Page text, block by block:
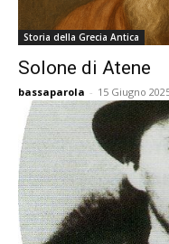
Storia della Grecia Antica
Solone di Atene
bassaparola - 15 Giugno